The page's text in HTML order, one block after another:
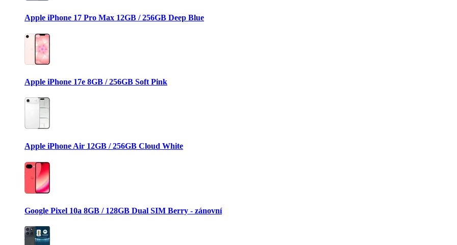
Apple iPhone 17 Pro Max 12GB / 256GB Deep Blue
Apple iPhone 17e 8GB / 256GB Soft Pink
Apple iPhone Air 12GB / 256GB Cloud White
Google Pixel 10a 8GB / 128GB Dual SIM Berry - zánovní